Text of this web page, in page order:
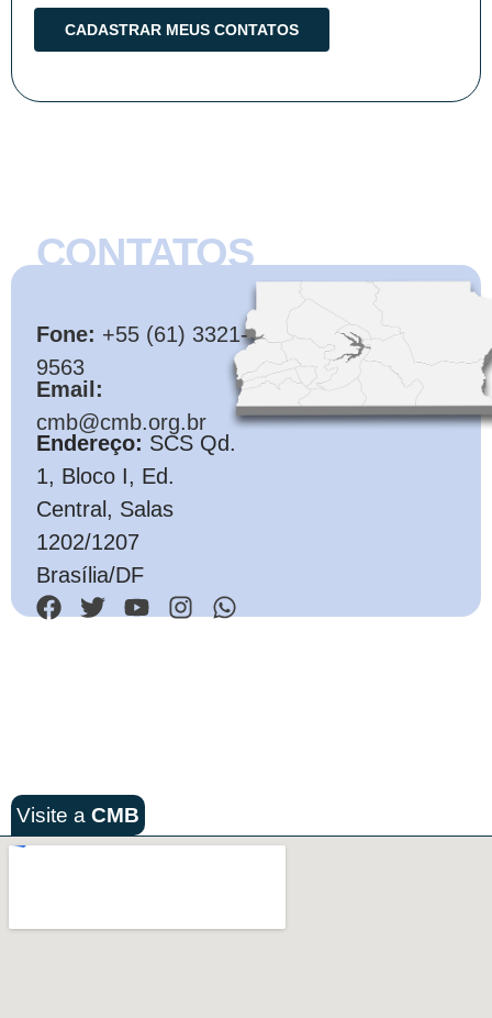
CONTATOS
Fone: +55 (61) 3321-
9563
Email:
cmb@cmb.org.br
Endereço: SCS Qd.
1, Bloco I, Ed.
Central, Salas
1202/1207
Brasília/DF
Visite a CMB